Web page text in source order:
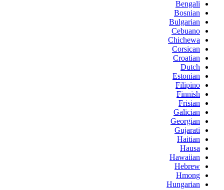
Bengali
Bosnian
Bulgarian
Cebuano
Chichewa
Corsican
Croatian
Dutch
Estonian
Filipino
Finnish
Frisian
Galician
Georgian
Gujarati
Haitian
Hausa
Hawaiian
Hebrew
Hmong
Hungarian